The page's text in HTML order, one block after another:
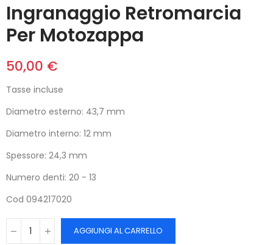
Ingranaggio Retromarcia
Per Motozappa
50,00 €
Tasse incluse
Diametro esterno: 43,7 mm
Diametro interno: 12 mm
Spessore: 24,3 mm
Numero denti: 20 - 13
Cod 094217020
AGGIUNGI AL CARRELLO